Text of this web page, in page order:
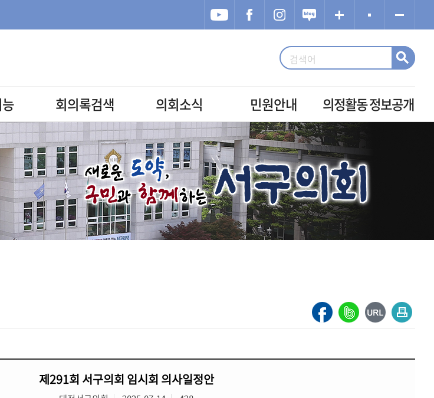
회의록검색 의회소식 민원안내 의정활동 정보공개
제291회 서구의회 임시회 의사일정안